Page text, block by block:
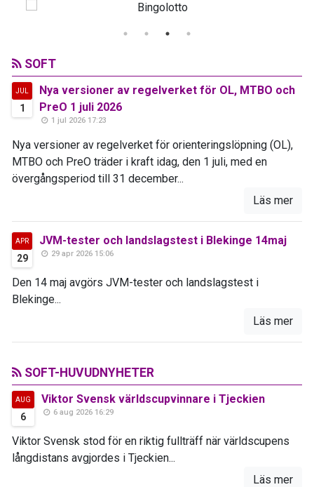
SOFT
JUL
1
Nya versioner av regelverket för OL, MTBO och
PreO 1 juli 2026
1 jul 2026 17:23
Nya versioner av regelverket för orienteringslöpning (OL),
MTBO och PreO träder i kraft idag, den 1 juli, med en
övergångsperiod till 31 december...
Läs mer
APR
29
JVM-tester och landslagstest i Blekinge 14maj
29 apr 2026 15:06
Den 14 maj avgörs JVM-tester och landslagstest i
Blekinge...
Läs mer
SOFT-HUVUDNYHETER
AUG
6
Viktor Svensk världscupvinnare i Tjeckien
6 aug 2026 16:29
Viktor Svensk stod för en riktig fullträff när världscupens
långdistans avgjordes i Tjeckien...
Läs mer